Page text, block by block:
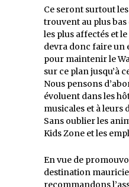
Ce seront surtout
trouvent au plus bas
les plus affectés et
devra donc faire
pour maintenir le
sur ce plan jusqu’à
Nous pensons
évoluent dans les
musicales et à leurs
Sans oublier les
Kids Zone et les
En vue de
destination
recommandons